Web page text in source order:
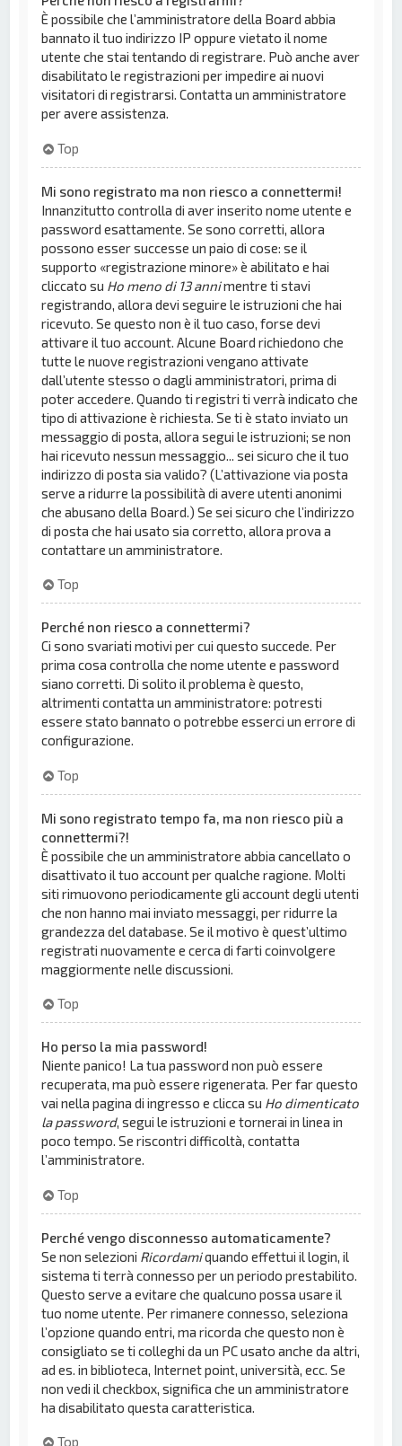
È possibile che l’amministratore della Board abbia
bannato il tuo indirizzo IP oppure vietato il nome
utente che stai tentando di registrare. Può anche aver
disabilitato le registrazioni per impedire ai nuovi
visitatori di registrarsi. Contatta un amministratore
per avere assistenza.
Top
Mi sono registrato ma non riesco a connettermi!
Innanzitutto controlla di aver inserito nome utente e
password esattamente. Se sono corretti, allora
possono esser successe un paio di cose: se il
supporto «registrazione minore» è abilitato e hai
cliccato su Ho meno di 13 annimentre ti stavi
registrando, allora devi seguire le istruzioni che hai
ricevuto. Se questo non è il tuo caso, forse devi
attivare il tuo account. Alcune Board richiedono che
tutte le nuove registrazioni vengano attivate
dall’utente stesso o dagli amministratori, prima di
poter accedere. Quando ti registri ti verrà indicato che
tipo di attivazione è richiesta. Se ti è stato inviato un
messaggio di posta, allora segui le istruzioni; se non
hai ricevuto nessun messaggio... sei sicuro che il tuo
indirizzo di posta sia valido? (L’attivazione via posta
serve a ridurre la possibilità di avere utenti anonimi
che abusano della Board.) Se sei sicuro che l’indirizzo
di posta che hai usato sia corretto, allora prova a
contattare un amministratore.
Top
Perché non riesco a connettermi?
Ci sono svariati motivi per cui questo succede. Per
prima cosa controlla che nome utente e password
siano corretti. Di solito il problema è questo,
altrimenti contatta un amministratore: potresti
essere stato bannato o potrebbe esserci un errore di
configurazione.
Top
Mi sono registrato tempo fa, ma non riesco più a
connettermi?!
È possibile che un amministratore abbia cancellato o
disattivato il tuo account per qualche ragione. Molti
siti rimuovono periodicamente gli account degli utenti
che non hanno mai inviato messaggi, per ridurre la
grandezza del database. Se il motivo è quest’ultimo
registrati nuovamente e cerca di farti coinvolgere
maggiormente nelle discussioni.
Top
Ho perso la mia password!
Niente panico! La tua password non può essere
recuperata, ma può essere rigenerata. Per far questo
vai nella pagina di ingresso e clicca su Ho dimenticato
la password, segui le istruzioni e tornerai in linea in
poco tempo. Se riscontri difficoltà, contatta
l’amministratore.
Top
Perché vengo disconnesso automaticamente?
Se non selezioni Ricordamiquando effettui il login, il
sistema ti terrà connesso per un periodo prestabilito.
Questo serve a evitare che qualcuno possa usare il
tuo nome utente. Per rimanere connesso, seleziona
l’opzione quando entri, ma ricorda che questo non è
consigliato se ti colleghi da un PC usato anche da altri,
ad es. in biblioteca, Internet point, università, ecc. Se
non vedi il checkbox, significa che un amministratore
ha disabilitato questa caratteristica.
Top